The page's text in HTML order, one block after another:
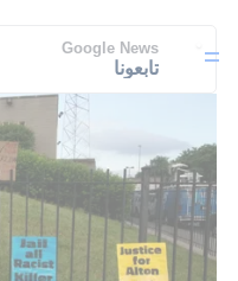
Google News
تابعونا